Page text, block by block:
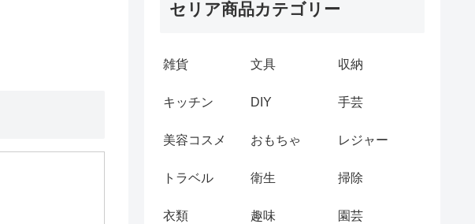
セリア商品カテゴリー
雑貨 文具 収納
キッチン DIY 手芸
美容コスメ おもちゃ レジャー
トラベル 衛生 掃除
衣類 趣味 園芸